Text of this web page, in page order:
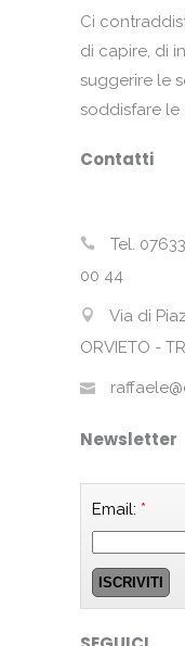
Ci
di capire, di
suggerire le
soddisfare le
Contatti
Tel.
00 44
Via di
ORVIETO - TR
Newsletter
Email: *